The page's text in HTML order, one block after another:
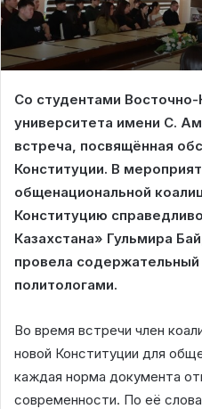
Со студентами Восточно-
университета имени С.
встреча, посвящённая
Конституции. В
общенациональной
Конституцию
Казахстана» Гульмира
провела
политологами.
Во время встречи член
новой Конституции для
каждая норма документа
современности. По её